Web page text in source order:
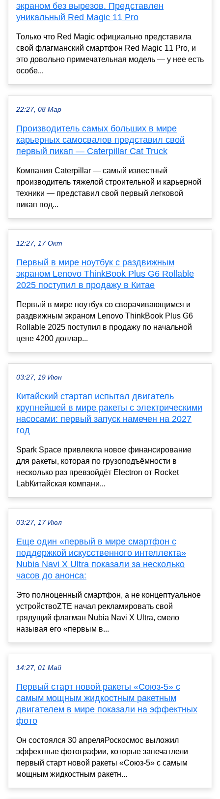
экраном без вырезов. Представлен
уникальный Red Magic 11 Pro
Только что Red Magic официально представила
свой флагманский смартфон Red Magic 11 Pro, и
это довольно примечательная модель — у нее есть
особе...
22:27, 08 Мар
Производитель самых больших в мире
карьерных самосвалов представил свой
первый пикап — Caterpillar Cat Truck
Компания Caterpillar — самый известный
производитель тяжелой строительной и карьерной
техники — представил свой первый легковой
пикап под...
12:27, 17 Окт
Первый в мире ноутбук с раздвижным
экраном Lenovo ThinkBook Plus G6 Rollable
2025 поступил в продажу в Китае
Первый в мире ноутбук со сворачивающимся и
раздвижным экраном Lenovo ThinkBook Plus G6
Rollable 2025 поступил в продажу по начальной
цене 4200 доллар...
03:27, 19 Июн
Китайский стартап испытал двигатель
крупнейшей в мире ракеты с электрическими
насосами: первый запуск намечен на 2027
год
Spark Space привлекла новое финансирование
для ракеты, которая по грузоподъёмности в
несколько раз превзойдёт Electron от Rocket
LabКитайская компани...
03:27, 17 Июл
Еще один «первый в мире смартфон с
поддержкой искусственного интеллекта»
Nubia Navi X Ultra показали за несколько
часов до анонса:
Это полноценный смартфон, а не концептуальное
устройствоZTE начал рекламировать свой
грядущий флагман Nubia Navi X Ultra, смело
называя его «первым в...
14:27, 01 Май
Первый старт новой ракеты «Союз-5» с
самым мощным жидкостным ракетным
двигателем в мире показали на эффектных
фото
Он состоялся 30 апреляРоскосмос выложил
эффектные фотографии, которые запечатлели
первый старт новой ракеты «Союз-5» с самым
мощным жидкостным ракетн...